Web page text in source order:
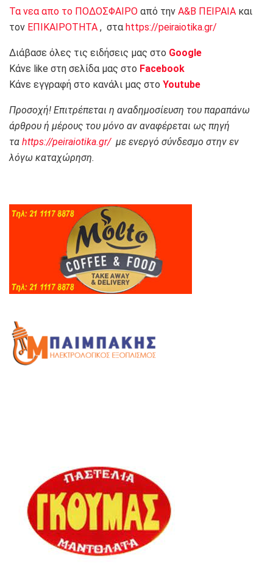
Τα νεα απο το ΠΟΔΟΣΦΑΙΡΟ από την Α&Β ΠΕΙΡΑΙΑ και
τον ΕΠΙΚΑΙΡΟΤΗΤΑ , στα https://peiraiotika.gr/
Διάβασε όλες τις ειδήσεις μας στο Google
Κάνε like στη σελίδα μας στο Facebook
Κάνε εγγραφή στο κανάλι μας στο Youtube
Προσοχή! Επιτρέπεται η αναδημοσίευση του παραπάνω
άρθρου ή μέρους του μόνο αν αναφέρεται ως πηγή
τα https://peiraiotika.gr/με ενεργό σύνδεσμο στην εν
λόγω καταχώρηση.